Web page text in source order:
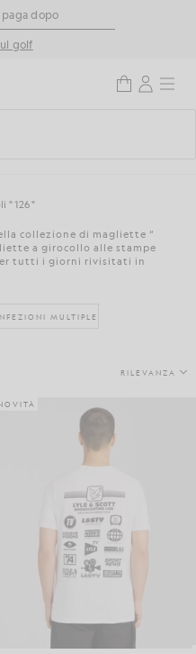
dopo
golf
" 126 "
collezione di magliette “
a girocollo alle stampe
tutti i giorni rivisitati in
MULTIPLE
RILEVANZA